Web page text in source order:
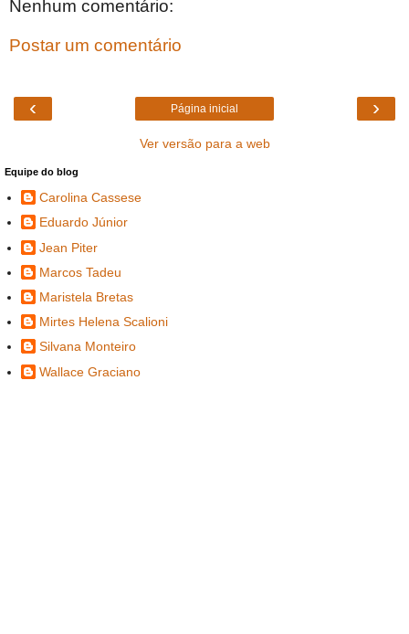
Nenhum comentário:
Postar um comentário
‹ ›
Página inicial
Ver versão para a web
Equipe do blog
Carolina Cassese
Eduardo Júnior
Jean Piter
Marcos Tadeu
Maristela Bretas
Mirtes Helena Scalioni
Silvana Monteiro
Wallace Graciano